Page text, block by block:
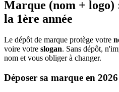
Marque (nom + logo)
la 1ère année
Le dépôt de marque protège votre
voire votre slogan. Sans dépôt,
nom et vous obliger à changer.
Déposer sa marque en 2026